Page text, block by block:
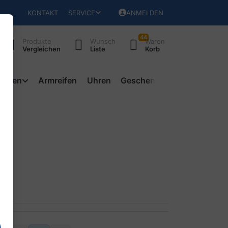
KONTAKT SERVICE ANMELDEN
Produkte
Vergleichen
Wunsch
Liste
44Waren
Korb
Armreifen Uhren Geschenke